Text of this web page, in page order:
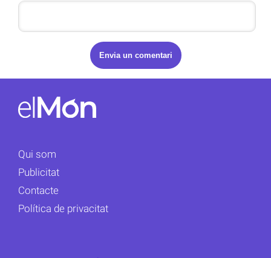
Qui som
Publicitat
Contacte
Política de privacitat